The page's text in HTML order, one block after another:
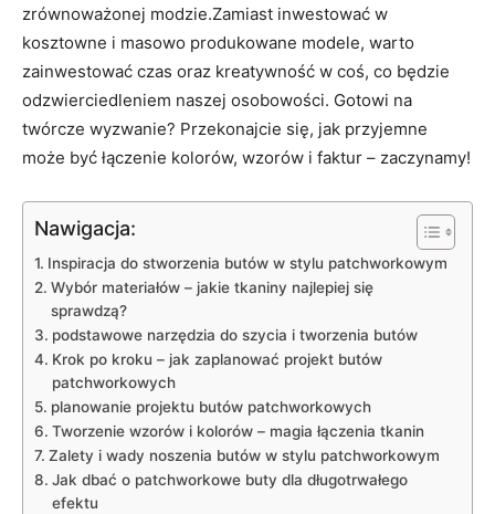
zrównoważonej modzie.Zamiast inwestować w
kosztowne i masowo produkowane modele, warto
zainwestować czas oraz kreatywność w coś, co będzie
odzwierciedleniem naszej osobowości. Gotowi na
twórcze wyzwanie? Przekonajcie się, jak przyjemne
może być łączenie kolorów, wzorów i faktur – zaczynamy!
Nawigacja:
Inspiracja do stworzenia butów w stylu patchworkowym
Wybór materiałów – jakie tkaniny najlepiej się
sprawdzą?
podstawowe narzędzia do szycia i tworzenia butów
Krok po kroku – jak zaplanować projekt butów
patchworkowych
planowanie projektu butów patchworkowych
Tworzenie wzorów i kolorów – magia łączenia tkanin
Zalety i wady noszenia butów w stylu patchworkowym
Jak dbać o patchworkowe buty dla długotrwałego
efektu